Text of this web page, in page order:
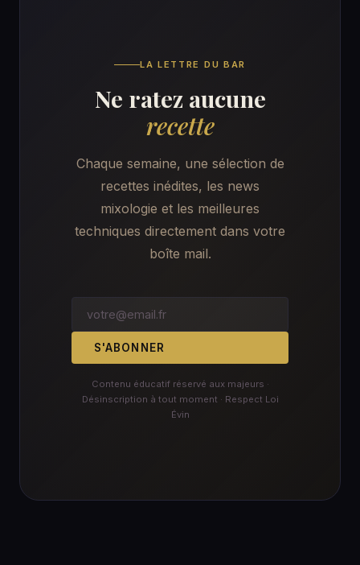
LA LETTRE DU BAR
Ne ratez aucune
recette
Chaque semaine, une sélection de
recettes inédites, les news
mixologie et les meilleures
techniques directement dans votre
boîte mail.
S'ABONNER
Contenu éducatif réservé aux majeurs ·
Désinscription à tout moment · Respect Loi
Évin